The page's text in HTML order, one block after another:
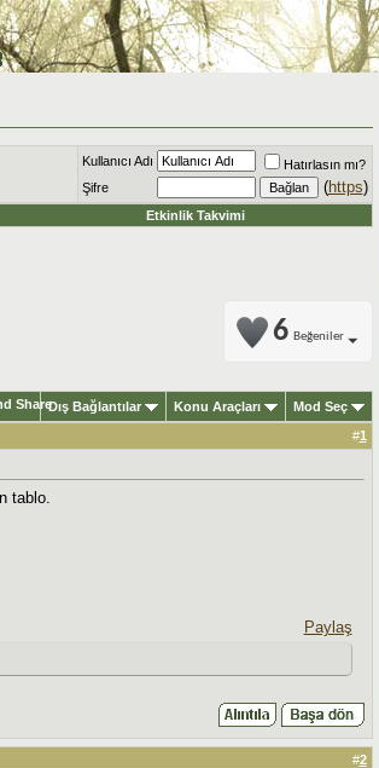
Kullanıcı Adı
Hatırlasın mı?
Şifre
(https)
Etkinlik Takvimi
6 Beğeniler
Dış Bağlantılar Konu Araçları
Mod Seç
#1
tablo.
Paylaş
#2